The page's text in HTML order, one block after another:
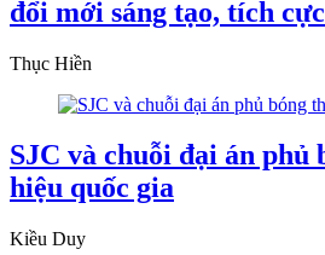
đổi mới sáng tạo, tích
Thục Hiền
SJC và chuỗi đại án phủ
hiệu quốc gia
Kiều Duy